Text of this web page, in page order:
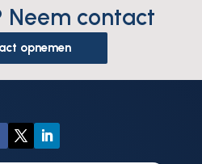
Neem contact
opnemen